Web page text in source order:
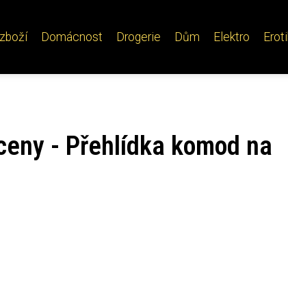
Domácnost Drogerie Dům Elektro
- Přehlídka komod na